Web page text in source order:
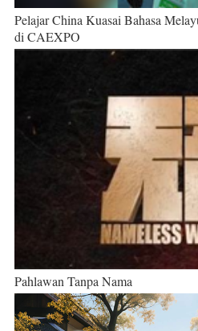
Pelajar China Kuasai Bahasa
di CAEXPO
Pahlawan Tanpa Nama